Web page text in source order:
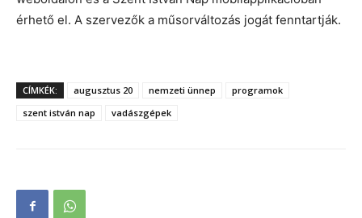
érhető el. A szervezők a műsorváltozás jogát fenntartják.
CÍMKÉK: augusztus 20 nemzeti ünnep
programok
szent istván nap
vadászgépek